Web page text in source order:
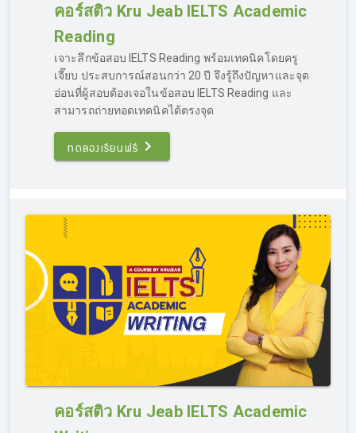
คอร์ส Basic Grammar แบบรวบรัด เป็นเนื้อหาสรุปตั้งแต่ต้น
จนจบครบเครื่องเรื่อง Grammar ภาษาอังกฤษ ที่จะทำให้ผู้
เรียนเข้าใจหลักการ ไวทยากรณ์ละเอียด สามารถนำไปใช้ทำ
ข้อสอบในสนามจริงได้ และเป็นการปูพื้นฐานก่อนติวสอบ
IELTS โดยเนื้อหาในส่วนของ Grammar จะสามารถนำไปต่อย
อดการเรียน IELTS Writing ได้ (ทดลองเรียน IELTS ฟรี
คอร์ส Grammar ที่ลิงค์นี้
https://opendurian.com/ielts_grammar/
ที่นี่มีคอร์สติว IELTS เร่งรัด สำหรับคนรีบสอบ โดยเนื้อหาใน
คอร์ส จะเน้นการสอนแบบรวบรัด แต่ครบถ้วน การสอนอาจจะ
ไปเร็วหน่อย โดยจะเน้นเทคนิคขั้นสูง เป็นการติวสอบ IELTS
คอร์สติว Kru Jeab IELTS Academic
Reading
เจาะลึกข้อสอบ IELTS Reading พร้อมเทคนิคโดยครู
เจี๊ยบ ประสบการณ์สอนกว่า 20 ปี จึงรู้ถึงปัญหาและจุด
อ่อนที่ผู้สอบต้องเจอในข้อสอบ IELTS Reading และ
สามารถถ่ายทอดเทคนิคได้ตรงจุด
ทดลองเรียนฟรี
คอร์สติว Kru Jeab IELTS Academic